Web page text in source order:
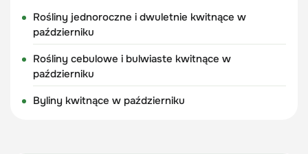
Rośliny jednoroczne i dwuletnie kwitnące w
październiku
Rośliny cebulowe i bulwiaste kwitnące w
październiku
Byliny kwitnące w październiku